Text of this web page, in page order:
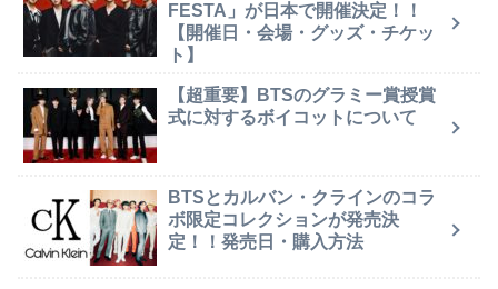
FESTA」が日本で開催決定！！
【開催日・会場・グッズ・チケッ
ト】
【超重要】BTSのグラミー賞授賞
式に対するボイコットについて
BTSとカルバン・クラインのコラ
ボ限定コレクションが発売決
定！！発売日・購入方法